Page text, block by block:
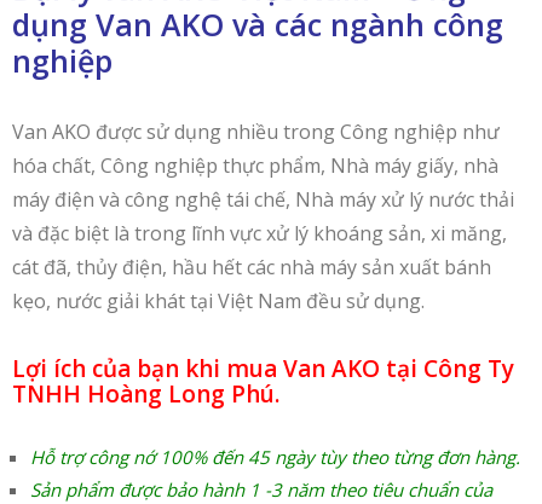
dụng Van AKO và các ngành công
nghiệp
Van AKO được sử dụng nhiều trong Công nghiệp như
hóa chất, Công nghiệp thực phẩm, Nhà máy giấy, nhà
máy điện và công nghệ tái chế, Nhà máy xử lý nước thải
và đặc biệt là trong lĩnh vực xử lý khoáng sản, xi măng,
cát đã, thủy điện, hầu hết các nhà máy sản xuất bánh
kẹo, nước giải khát tại Việt Nam đều sử dụng.
Lợi ích của bạn khi mua Van AKO tại Công Ty
TNHH Hoàng Long Phú.
Hỗ trợ công nớ 100% đến 45 ngày tùy theo từng đơn hàng.
Sản phẩm được bảo hành 1 -3 năm theo tiêu chuẩn của